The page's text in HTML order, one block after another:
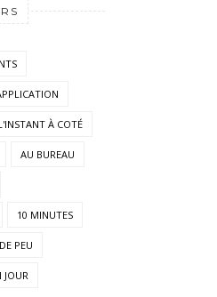
À COTÉ
AU BUREAU
10 MINUTES
PEU
JOUR